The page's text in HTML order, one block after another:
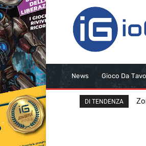
News Gioco Da
DI TENDENZA